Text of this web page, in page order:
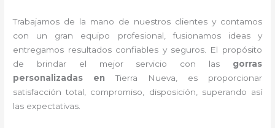
Trabajamos de la mano de nuestros clientes y contamos
con un gran equipo profesional, fusionamos ideas y
entregamos resultados confiables y seguros. El propósito
de brindar el mejor servicio con las gorras
personalizadas
enTierra Nueva, es proporcionar
satisfacción total, compromiso, disposición, superando así
las expectativas.